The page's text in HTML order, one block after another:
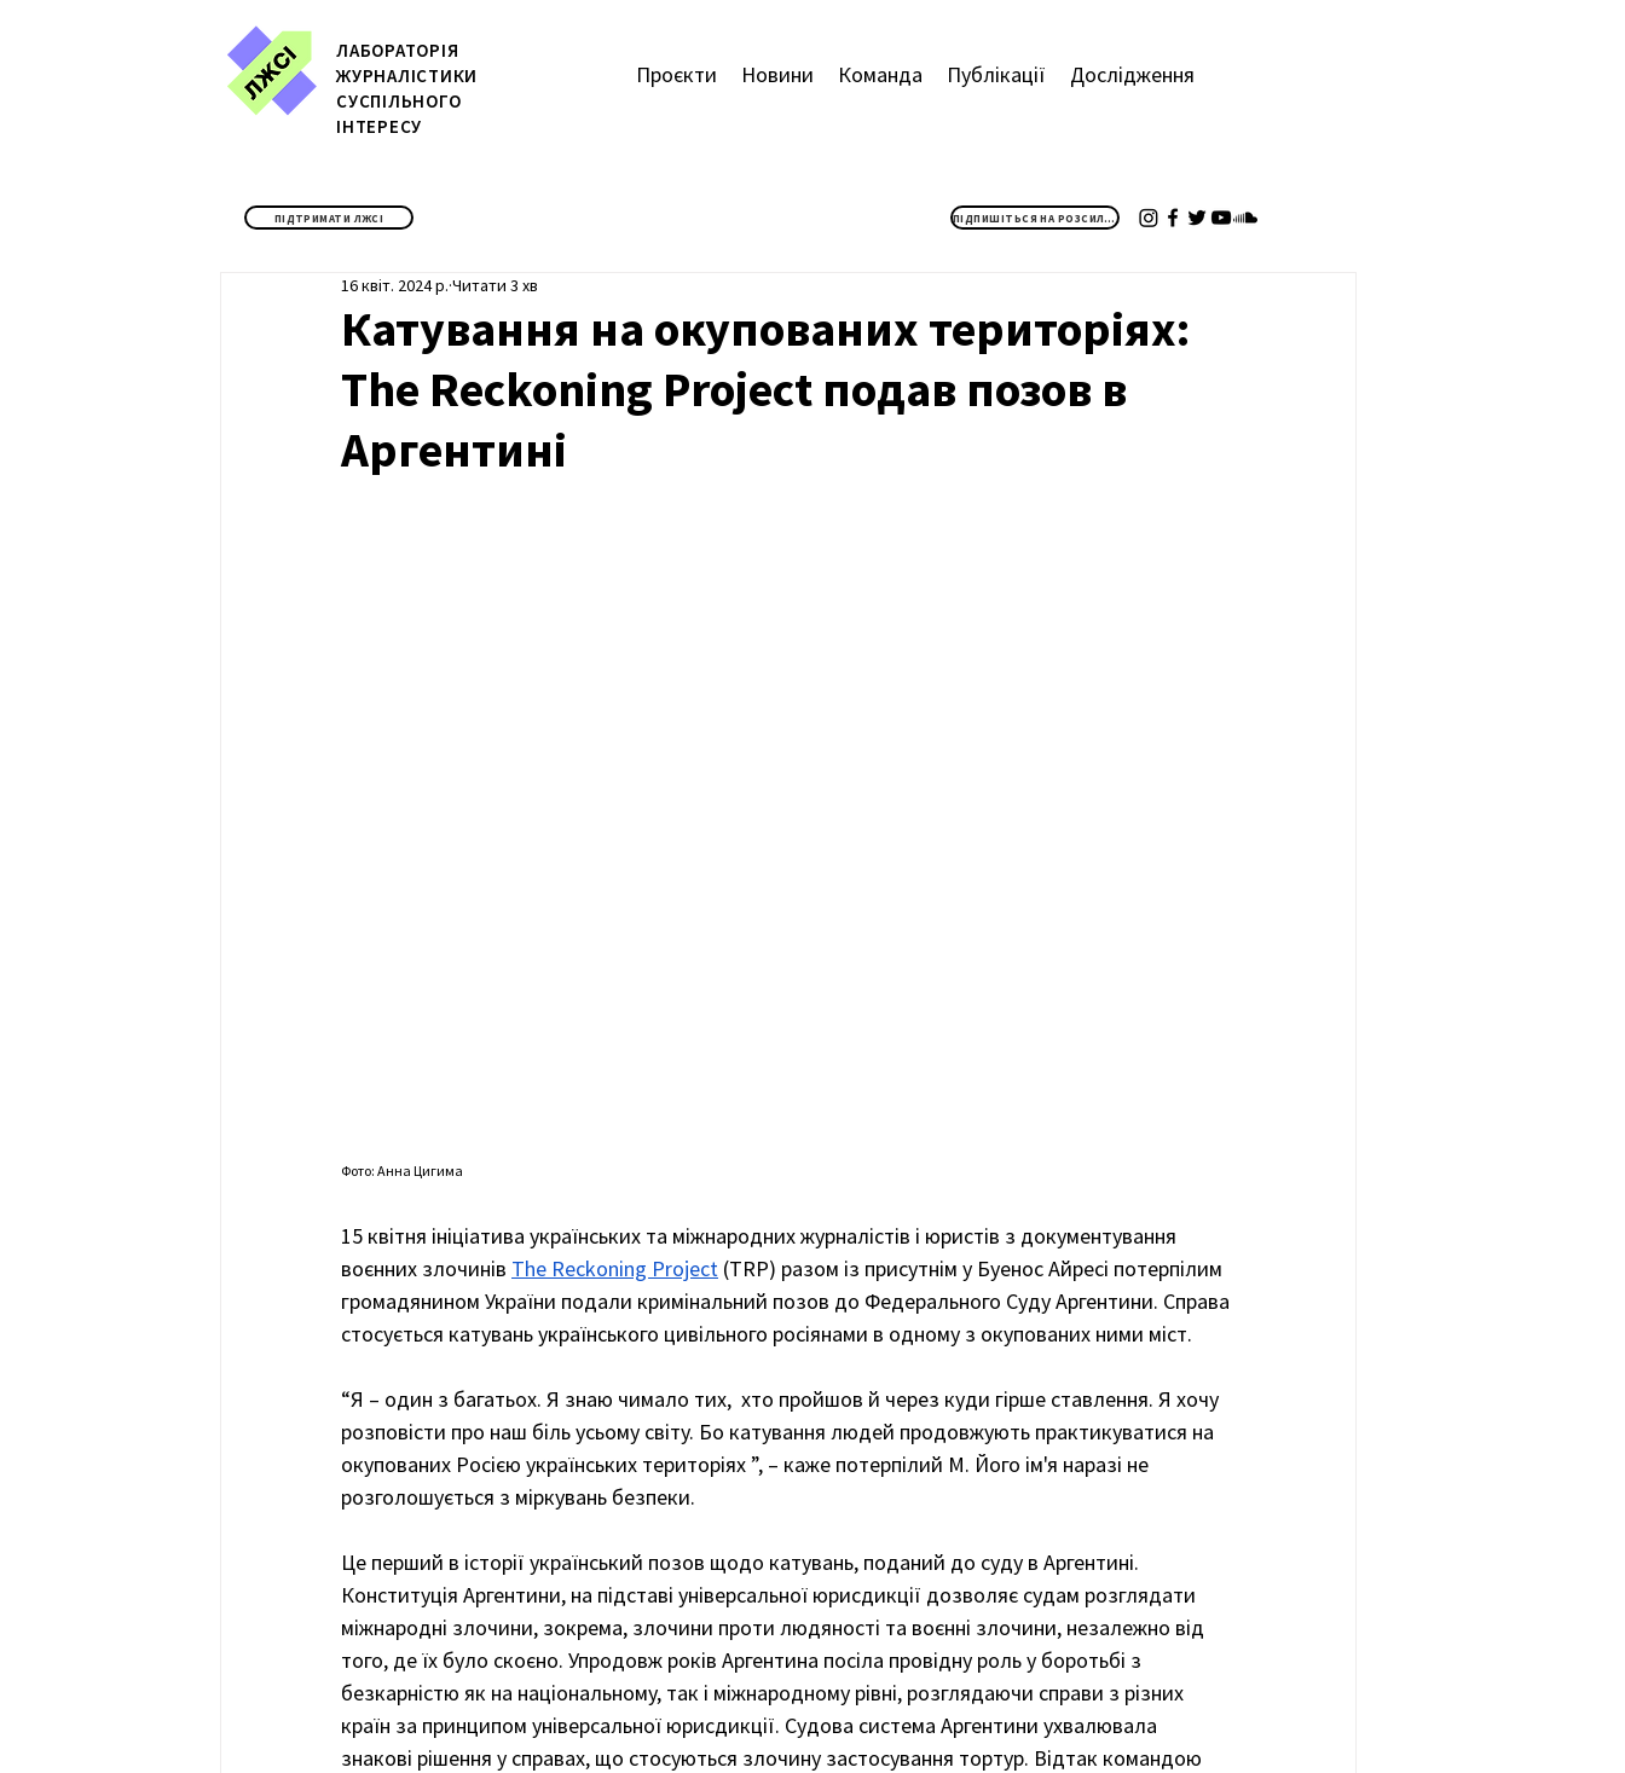
ЛАБОРАТОРІЯ
ЖУРНАЛІСТИКИ
СУСПІЛЬНОГО
ІНТЕРЕСУ
ПІДТРИМАТИ ЛЖСІ
Проєкти Новини Команда Публікації Дослідження
ПІДПИШІТЬСЯ НА РОЗСИЛКУ
Катування на окупованих територіях:
The Reckoning Project подав позов в
Аргентині
16 квіт. 2024 р. Читати 3 хв
Фото: Анна Цигима
15 квітня ініціатива українських та міжнародних журналістів і юристів з документування
воєнних злочинів The Reckoning Project (TRP) разом із присутнім у Буенос Айресі потерпілим
громадянином України подали кримінальний позов до Федерального Суду Аргентини. Справа
стосується катувань українського цивільного росіянами в одному з окупованих ними міст.
“Я – один з багатьох. Я знаю чимало тих,  хто пройшов й через куди гірше ставлення. Я хочу
розповісти про наш біль усьому світу. Бо катування людей продовжують практикуватися на
окупованих Росією українських територіях ”, – каже потерпілий М. Його ім'я наразі не
розголошується з міркувань безпеки.
Це перший в історії український позов щодо катувань, поданий до суду в Аргентині.
Конституція Аргентини, на підставі універсальної юрисдикції дозволяє судам розглядати
міжнародні злочини, зокрема, злочини проти людяності та воєнні злочини, незалежно від
того, де їх було скоєно. Упродовж років Аргентина посіла провідну роль у боротьбі з
безкарністю як на національному, так і міжнародному рівні, розглядаючи справи з різних
країн за принципом універсальної юрисдикції. Судова система Аргентини ухвалювала
знакові рішення у справах, що стосуються злочину застосування тортур. Відтак командою